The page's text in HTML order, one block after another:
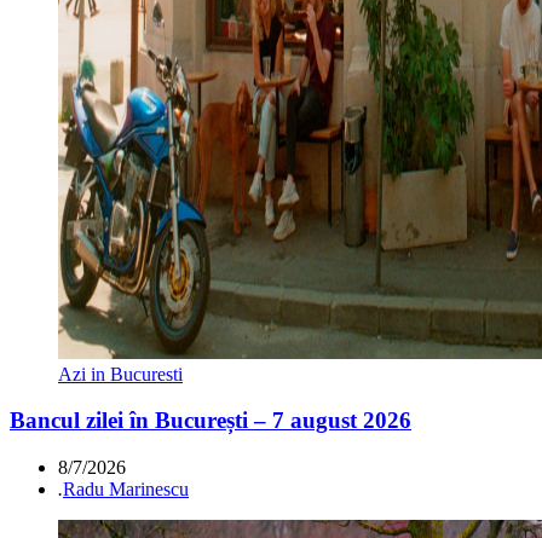
Azi in Bucuresti
Bancul zilei în București – 7 august 2026
8/7/2026
.Radu Marinescu